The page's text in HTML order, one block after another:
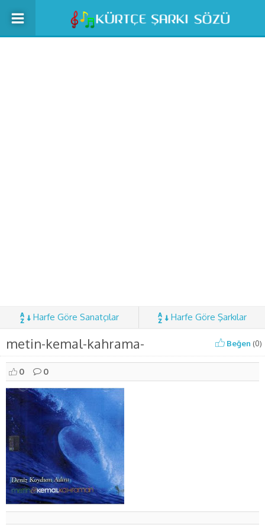
Harfe Göre Sanatçılar Harfe Göre Şarkılar
metin-kemal-kahrama- Beğen (0)
0 0